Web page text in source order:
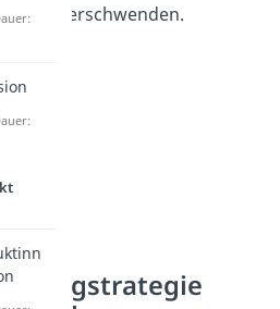
zu verschwenden.